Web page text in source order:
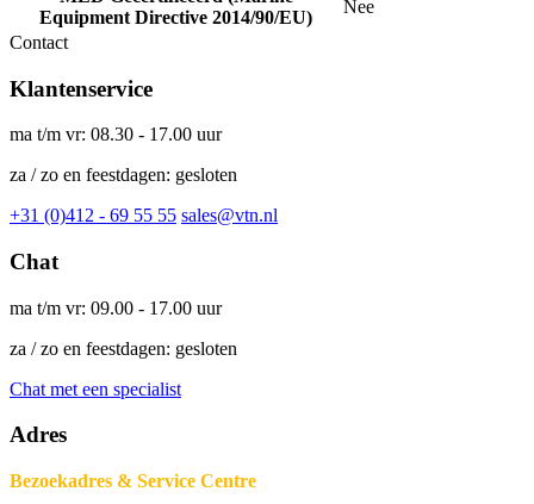
Equipment Directive 2014/90/EU)
Nee
Contact
Klantenservice
ma t/m vr: 08.30 - 17.00 uur
za / zo en feestdagen: gesloten
+31 (0)412 - 69 55 55 sales@vtn.nl
Chat
ma t/m vr: 09.00 - 17.00 uur
za / zo en feestdagen: gesloten
Chat met een specialist
Adres
Bezoekadres & Service Centre